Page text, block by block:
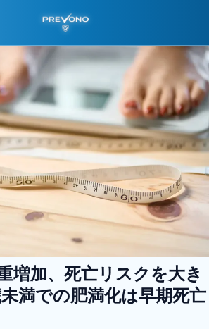
PREVONO
増加、死亡リスクを大き
満での肥満化は早期死亡